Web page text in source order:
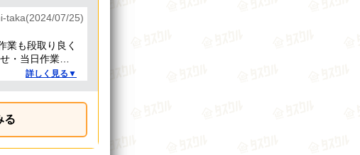
taka(2024/07/25)
業も段取り良く
・当日作業と
想です。
詳しく見る▼
る